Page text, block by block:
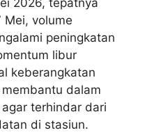
2026, tepatnya
Mei, volume
peningkatan
libur
keberangkatan
dalam
terhindar dari
di stasiun.